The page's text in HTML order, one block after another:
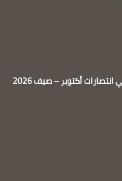
أكتوبر – صيف 2026